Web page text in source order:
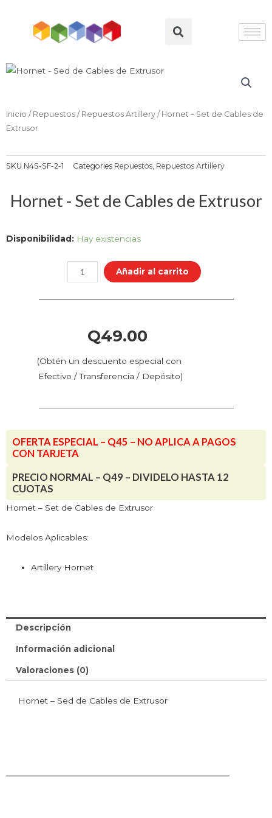
contenido
Search
Inicio / Repuestos / Repuestos Artillery / Hornet – Set de Cables de
Extrusor
SKU N4S-SF-2-1 Categories Repuestos, Repuestos Artillery
Hornet - Set de Cables de Extrusor
Disponibilidad: Hay existencias
Hornet
Set
de
Cables
Extrusor
cantidad
Añadir al carrito
Q49.00
(Obtén un descuento especial con
Efectivo / Transferencia / Depósito)
OFERTA ESPECIAL – Q45 – NO APLICA A PAGOS
CON TARJETA
PRECIO NORMAL – Q49 – DIVIDELO HASTA 12
CUOTAS
Hornet – Set de Cables de Extrusor
Modelos Aplicables:
Artillery Hornet
Descripción
Información adicional
Valoraciones (0)
Hornet – Sed de Cables de Extrusor